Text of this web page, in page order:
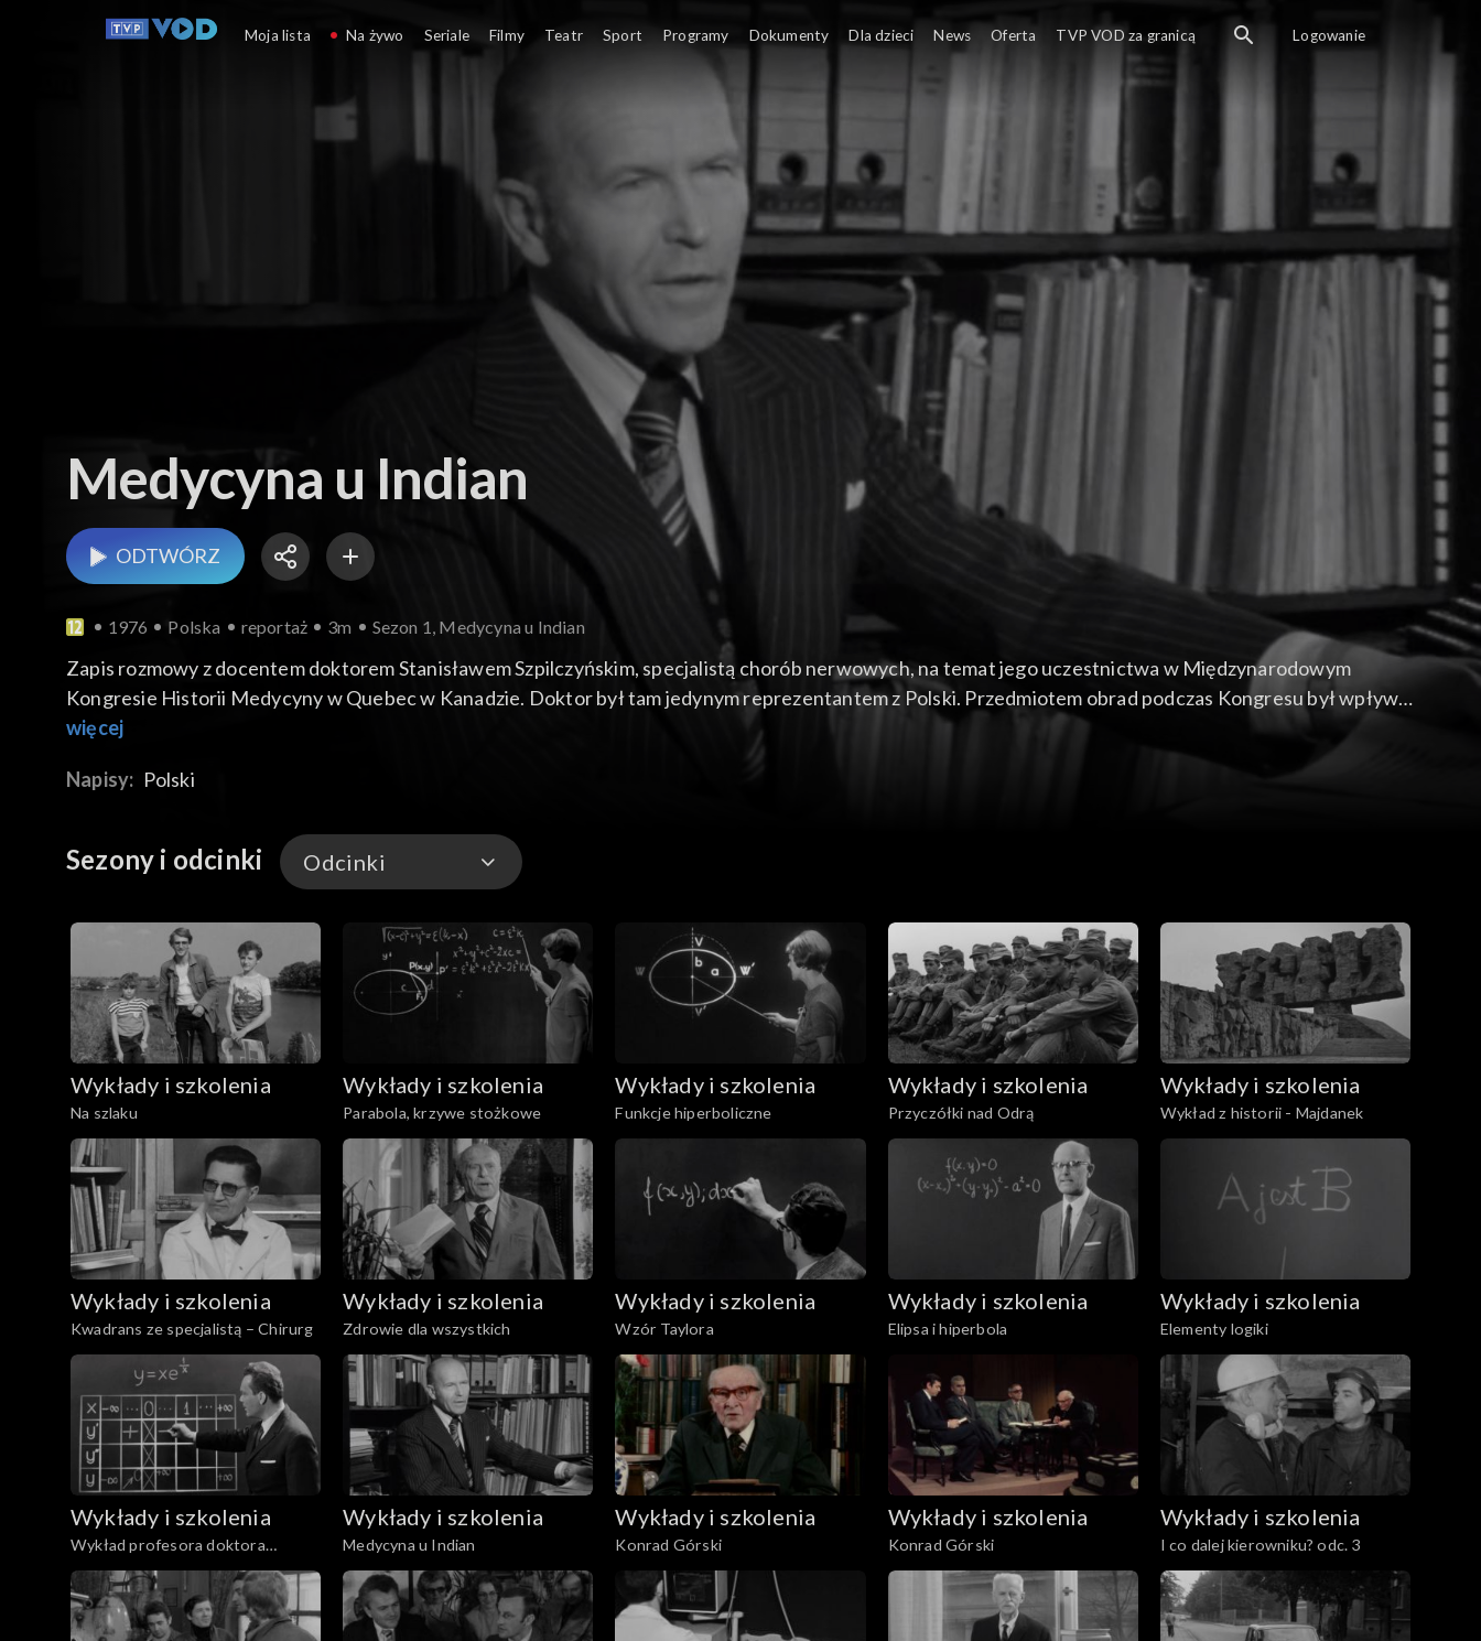
Medycyna u Indian
ODTWÓRZ
1976 Polska reportaż 3m Sezon 1, Medycyna u Indian
Zapis rozmowy z docentem doktorem Stanisławem Szpilczyńskim, specjalistą chorób nerwowych, na temat jego uczestnictwa w Międzynarodowym
Kongresie Historii Medycyny w Quebec w Kanadzie. Doktor był tam jedynym reprezentantem z Polski. Przedmiotem obrad podczas Kongresu był wpływ
medycyny europejskiej na medycynę amerykańską po uzyskaniu niepodległości przez Stany Zjednoczone, a także zagadnienie medycyny Indian Ameryki
więcej
Napisy: Polski
Sezony i odcinki Odcinki
Odcinki
Wykłady i szkolenia
Na szlaku
Wykłady i szkolenia
Parabola, krzywe stożkowe
Wykłady i szkolenia
Funkcje hiperboliczne
Wykłady i szkolenia
Przyczółki nad Odrą
Wykłady i szkolenia
Wykład z historii - Majdanek
Wykłady i szkolenia
Kwadrans ze specjalistą – Chirurg
Wykłady i szkolenia
Zdrowie dla wszystkich
Wykłady i szkolenia
Wzór Taylora
Wykłady i szkolenia
Elipsa i hiperbola
Wykłady i szkolenia
Elementy logiki
Wykłady i szkolenia
Wykład profesora doktora
Wojciecha Żakowskiego
Wykłady i szkolenia
Medycyna u Indian
Wykłady i szkolenia
Konrad Górski
Wykłady i szkolenia
Konrad Górski
Wykłady i szkolenia
I co dalej kierowniku? odc. 3
Moja lista Na żywo Seriale Filmy Teatr Sport Programy Dokumenty Dla dzieci News Oferta TVP VOD za granicą Logowanie